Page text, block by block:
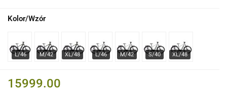
Kolor/Wzór
15999.00